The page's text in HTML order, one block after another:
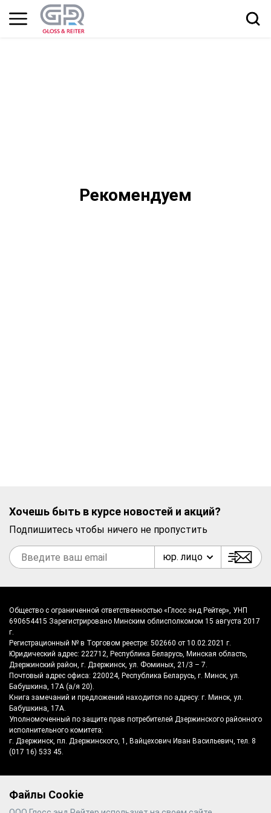
Файлы Cookie
Рекомендуем
Хочешь быть в курсе новостей и акций?
Подпишитесь чтобы ничего не пропустить
юр. лицо
Общество с ограниченной ответственностью «Глосс энд Рейтер», УНП
690654415 Зарегистрировано Минским облисполкомом 15 августа 2017
г.
Регистрационный № в Торговом реестре: 502660 от 10.02.2021 г.
Юридический адрес: 222712, Республика Беларусь, Минская область,
Дзержинский район, г. Дзержинск, ул. Фоминых, 21/3 – 7.
Почтовый адрес офиса: 220024, Республика Беларусь, г. Минск, ул.
Бабушкина, 17А (а/я 20).
Книга замечаний и предложений находится по адресу: г. Минск, ул.
Бабушкина, 17А.
Уполномоченный по защите прав потребителей Дзержинского районного
исполнительного комитета:
г. Дзержинск, пл. Дзержинского, 1, Вайцехович Иван Васильевич, тел. 8
(017 16) 533 45.
©2026
Gloss & Reiter- производитель